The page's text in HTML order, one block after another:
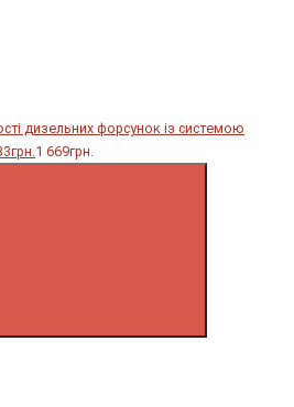
дизельних форсунок із системою
1 669грн.